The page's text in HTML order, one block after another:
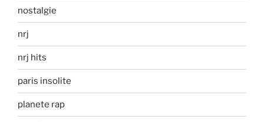
nostalgie
nrj
nrj hits
paris insolite
planete rap